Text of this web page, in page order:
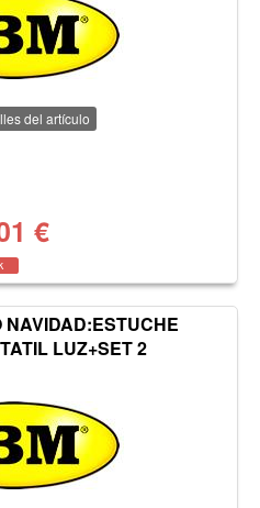
del artículo
€
NAVIDAD:ESTUCHE
LUZ+SET 2